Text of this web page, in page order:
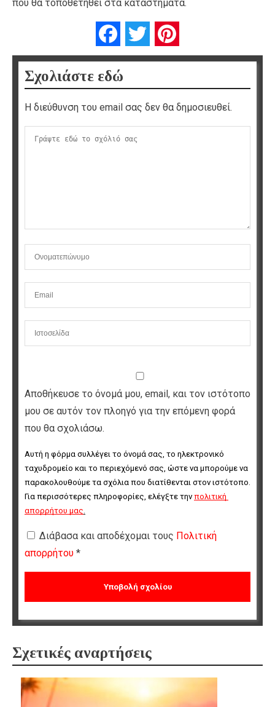
που θα τοποθετηθεί στα καταστήματα.
FacebookTwitter
Σχολιάστε εδώ
Η διεύθυνση του email σας δεν θα δημοσιευθεί.
Αποθήκευσε το όνομά μου, email, και τον ιστότοπο
μου σε αυτόν τον πλοηγό για την επόμενη φορά
που θα σχολιάσω.
Αυτή η φόρμα συλλέγει το όνομά σας, το ηλεκτρονικό
ταχυδρομείο και το περιεχόμενό σας, ώστε να μπορούμε να
παρακολουθούμε τα σχόλια που διατίθενται στον ιστότοπο.
Για περισσότερες πληροφορίες, ελέγξτε την πολιτική
απορρήτου μας
Διάβασα και αποδέχομαι τους Πολιτική
απορρήτου *
Σχετικές αναρτήσεις